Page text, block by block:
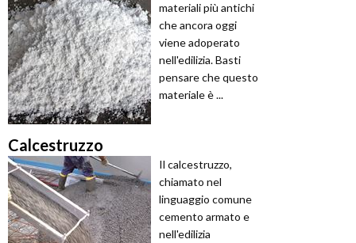
materiali più antichi
che ancora oggi
viene adoperato
nell'edilizia. Basti
pensare che questo
materiale è ...
Calcestruzzo
Il calcestruzzo,
chiamato nel
linguaggio comune
cemento armato e
nell'edilizia